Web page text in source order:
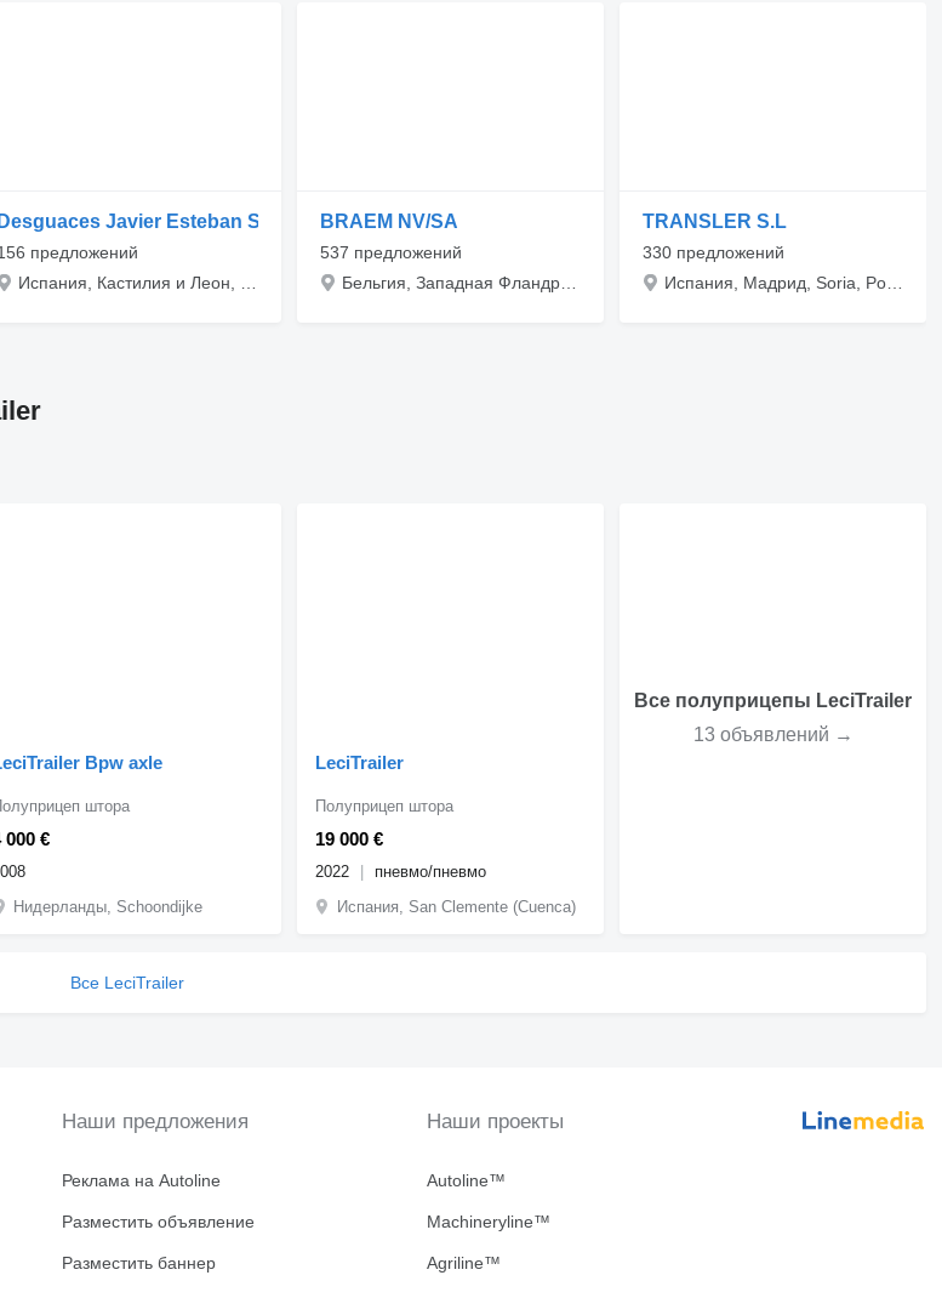
Desguaces Javier Esteban SL
предложений
BRAEM NV/SA
537 предложений
Бельгия, Западная Фландрия, Handzame, Handzaamse Nieuwstraat 7
TRANSLER S.L
330 предложений
Bpw axle
000 €
штора
Нидерланды, Schoondijke
LeciTrailer
19 000 €
Полуприцеп штора
2022
пневмо/пневмо
Испания, San Clemente (Cuenca)
Все полуприцепы LeciTrailer
13 объявлений →
Все LeciTrailer
Наши предложения
Реклама на Autoline
Разместить объявление
Разместить баннер
Наши проекты
Autoline™
Machineryline™
Agriline™